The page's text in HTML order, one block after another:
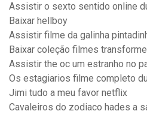
Assistir o sexto sentido online
Baixar hellboy
Assistir filme da galinha
Baixar coleção filmes
Assistir the oc um estranho no
Os estagiarios filme completo
Jimi tudo a meu favor netflix
Cavaleiros do zodiaco hades a